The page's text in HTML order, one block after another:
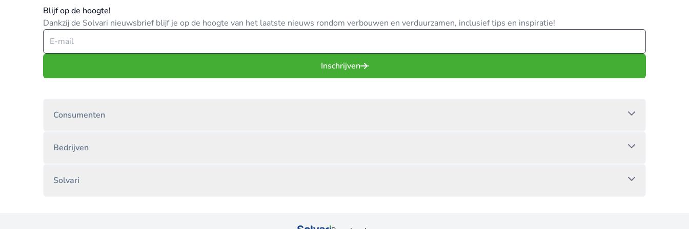
Blijf op de hoogte!
Dankzij de Solvari nieuwsbrief blijf je op de hoogte van het laatste nieuws rondom verbouwen en verduurzamen, inclusief tips en inspiratie!
Inschrijven
Consumenten
Bedrijven
Solvari